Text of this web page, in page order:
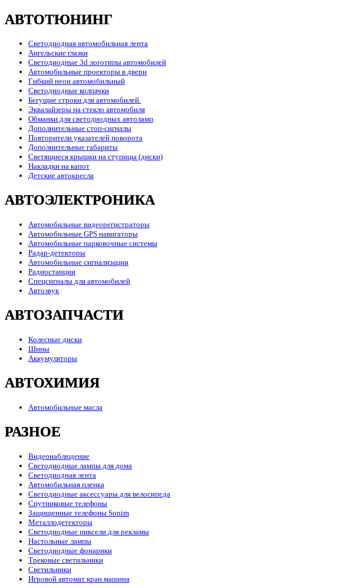
АВТОТЮНИНГ
Светодиодная автомобильная лента
Ангельские глазки
Светодиодные 3d логотипы автомобилей
Автомобильные проекторы в двери
Гибкий неон автомобильный
Светодиодные колпачки
Бегущие строки для автомобилей.
Эквалайзеры на стекло автомобиля
Обманки для светодиодных автоламп
Дополнительные стоп-сигналы
Повторители указателей поворота
Дополнительные габариты
Светящиеся крышки на ступицы (диски)
Накладки на капот
Детские автокресла
АВТОЭЛЕКТРОНИКА
Автомобильные видеорегистраторы
Автомобильные GPS навигаторы
Автомобильные парковочные системы
Радар-детекторы
Автомобильные сигнализации
Радиостанции
Спецсигналы для автомобилей
Автозвук
АВТОЗАПЧАСТИ
Колесные диски
Шины
Аккумуляторы
АВТОХИМИЯ
Автомобильные масла
РАЗНОЕ
Видеонаблюдение
Светодиодные лампы для дома
Светодиодная лента
Автомобильная пленка
Светодиодные аксессуары для велосипеда
Спутниковые телефоны
Защищенные телефоны Sonim
Металлодетекторы
Светодиодные пиксели для рекламы
Настольные лампы
Светодиодные фонарики
Трековые светильники
Светильники
Игровой автомат кран машина